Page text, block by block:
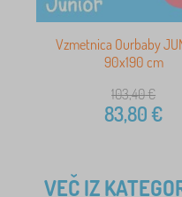
Vzmetnica Ourbaby
90x190 cm
103,40€
83,80€
VEČ IZ